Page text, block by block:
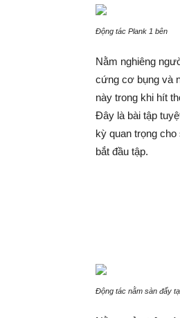
Động tác Plank 1 bên
Nằm nghiêng
cứng cơ bụng và
này trong khi hít
Đây là bài tập
kỳ quan trọng
bắt đầu tập.
Động tác nằm sàn đẩy tạ